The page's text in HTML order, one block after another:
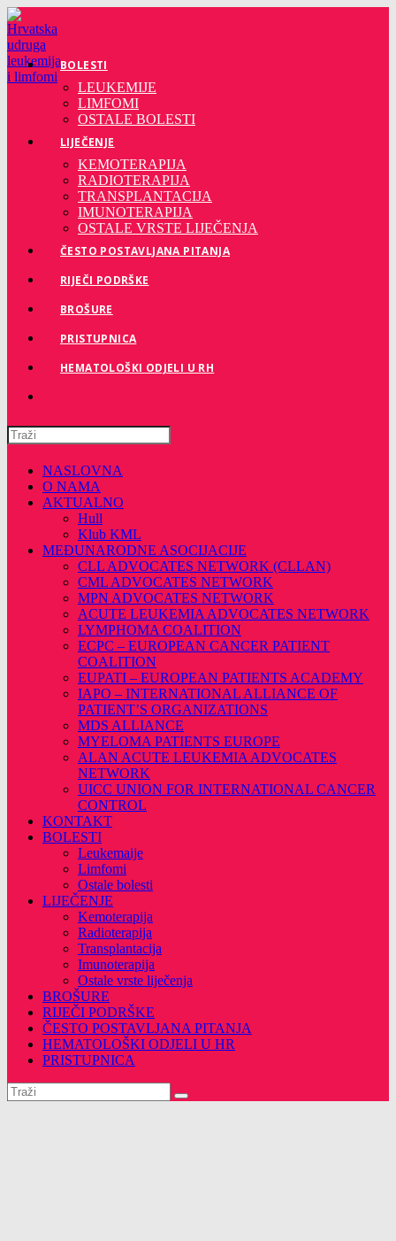
Preskoči
na
sadržaj
BOLESTI
LEUKEMIJE
LIMFOMI
OSTALE BOLESTI
LIJEČENJE
KEMOTERAPIJA
RADIOTERAPIJA
TRANSPLANTACIJA
IMUNOTERAPIJA
OSTALE VRSTE LIJEČENJA
ČESTO POSTAVLJANA PITANJA
RIJEČI PODRŠKE
BROŠURE
PRISTUPNICA
HEMATOLOŠKI ODJELI U RH
Pretražite
ovu
stranicu
NASLOVNA
O NAMA
AKTUALNO
Hull
Klub KML
MEĐUNARODNE ASOCIJACIJE
CLL ADVOCATES NETWORK (CLLAN)
CML ADVOCATES NETWORK
MPN ADVOCATES NETWORK
ACUTE LEUKEMIA ADVOCATES NETWORK
LYMPHOMA COALITION
ECPC – EUROPEAN CANCER PATIENT
COALITION
EUPATI – EUROPEAN PATIENTS ACADEMY
IAPO – INTERNATIONAL ALLIANCE OF
PATIENT’S ORGANIZATIONS
MDS ALLIANCE
MYELOMA PATIENTS EUROPE
ALAN ACUTE LEUKEMIA ADVOCATES
NETWORK
UICC UNION FOR INTERNATIONAL CANCER
CONTROL
KONTAKT
BOLESTI
Leukemaije
Limfomi
Ostale bolesti
LIJEČENJE
Kemoterapija
Radioterapija
Transplantacija
Imunoterapija
Ostale vrste liječenja
BROŠURE
RIJEČI PODRŠKE
ČESTO POSTAVLJANA PITANJA
HEMATOLOŠKI ODJELI U HR
PRISTUPNICA